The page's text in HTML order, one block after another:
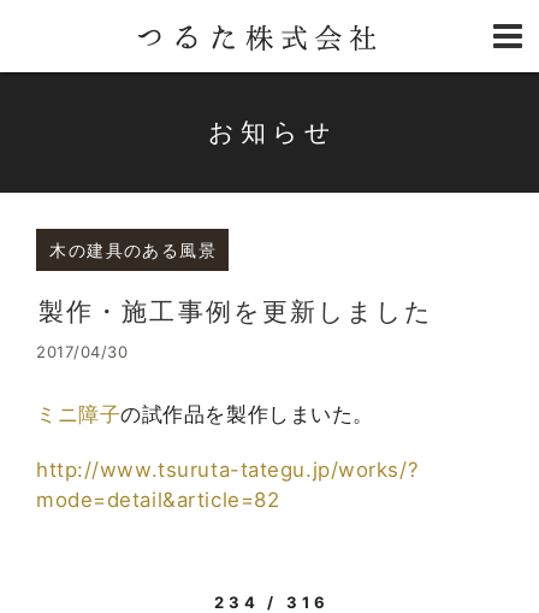
お知らせ
木の建具のある風景
製作・施工事例を更新しました
2017/04/30
ミニ障子の試作品を製作しまいた。
http://www.tsuruta-tategu.jp/works/?
mode=detail&article=82
234 / 316